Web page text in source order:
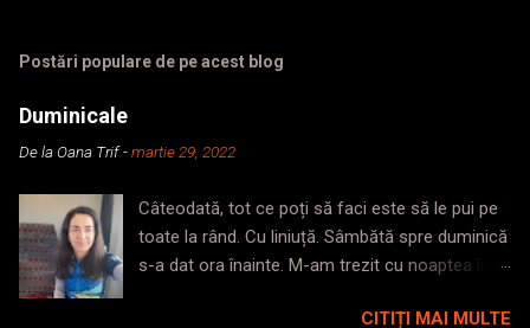
Postări populare de pe acest blog
Duminicale
De laOana Trif -martie 29, 2022
Câteodată, tot ce poți să faci este să le pui pe
toate la rând. Cu liniuță. Sâmbătă spre duminică
s-a dat ora înainte. M-am trezit cu noaptea în
mergând ca orbetele prin casă, fără noimă,
CITIȚI MAI MULTE